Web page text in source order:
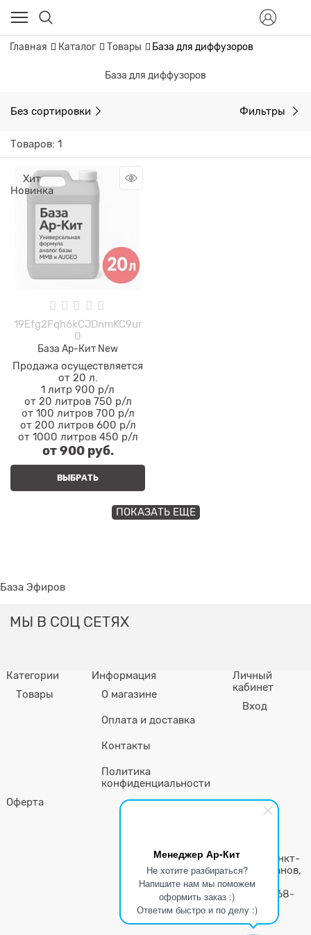
Менеджер Ар-Кит
Не хотите разбираться?
Напишите нам мы поможем
оформить заказ :)
Ответим быстро и по делу :)
Главная Каталог Товары База для диффузоров
База для диффузоров
Без сортировки Фильтры
Товаров: 1
Хит
Новинка
19Efg2Fqh6kCJDnmKC9ur
0
База Ар-Кит New
Продажа осуществляется
от 20 л.
1 литр 900 р/л
от 20 литров 750 р/л
от 100 литров 700 р/л
от 200 литров 600 р/л
от 1000 литров 450 р/л
от900 руб.
ВЫБРАТЬ
ПОКАЗАТЬ ЕЩЕ
База Эфиров
МЫ В СОЦ СЕТЯХ
Категории
Товары
Информация
О магазине
Оплата и доставка
Контакты
Политика
конфиденциальности
Личный
кабинет
Вход
Оферта
ООО «ЕвроОптТорг»
Юр. Адрес: 198215 г. Санкт-
Петербург, пр-т Ветеранов,
д.55, лит.А, пом.21-н
Телефон: +7 (499) 325-68-
67